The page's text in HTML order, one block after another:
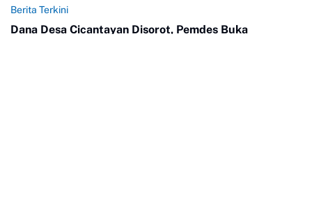
Berita Terkini
Dana Desa Cicantayan Disorot, Pemdes Buka